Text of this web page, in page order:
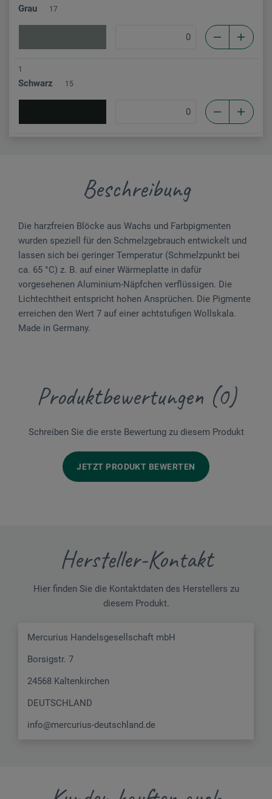
Grau 17
1
Schwarz 15
Beschreibung
Die harzfreien Blöcke aus Wachs und Farbpigmenten
wurden speziell für den Schmelzgebrauch entwickelt und
lassen sich bei geringer Temperatur (Schmelzpunkt bei
ca. 65 °C) z. B. auf einer Wärmeplatte in dafür
vorgesehenen Aluminium-Näpfchen verflüssigen. Die
Lichtechtheit entspricht hohen Ansprüchen. Die Pigmente
erreichen den Wert 7 auf einer achtstufigen Wollskala.
Made in Germany.
Produktbewertungen (0)
Schreiben Sie die erste Bewertung zu diesem Produkt
JETZT PRODUKT BEWERTEN
Hersteller-Kontakt
Hier finden Sie die Kontaktdaten des Herstellers zu
diesem Produkt.
Mercurius Handelsgesellschaft mbH
Borsigstr. 7
24568 Kaltenkirchen
DEUTSCHLAND
info@mercurius-deutschland.de